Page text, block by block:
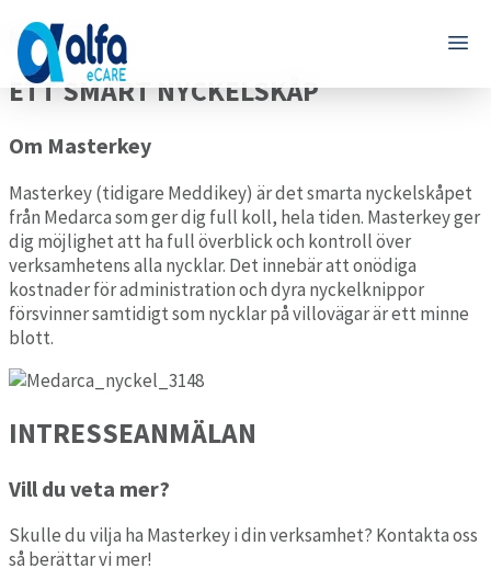
Masterkey
ETT SMART NYCKELSKÅP
Om Masterkey
Masterkey (tidigare Meddikey) är det smarta nyckelskåpet
från Medarca som ger dig full koll, hela tiden. Masterkey ger
dig möjlighet att ha full överblick och kontroll över
verksamhetens alla nycklar. Det innebär att onödiga
kostnader för administration och dyra nyckelknippor
försvinner samtidigt som nycklar på villovägar är ett minne
blott.
INTRESSEANMÄLAN
Vill du veta mer?
Skulle du vilja ha Masterkey i din verksamhet? Kontakta oss
så berättar vi mer!